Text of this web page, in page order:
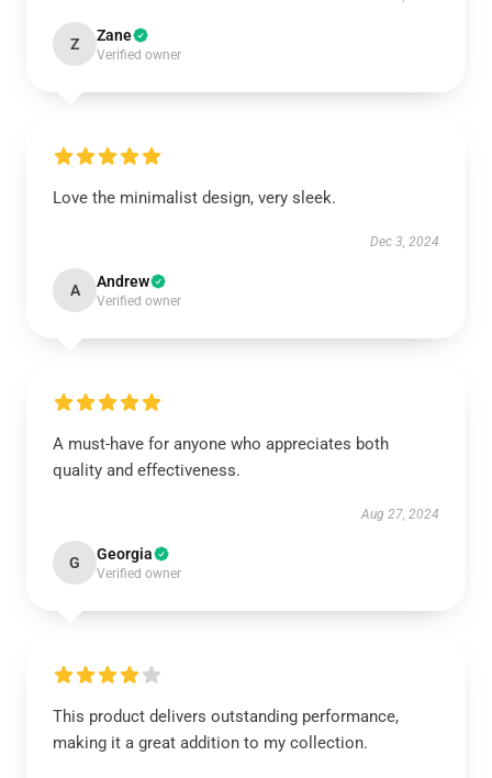
Z Zane
Verified owner
Love the minimalist design, very sleek.
Dec 3, 2024
A Andrew
Verified owner
A must-have for anyone who appreciates both
quality and effectiveness.
Aug 27, 2024
G Georgia
Verified owner
This product delivers outstanding performance,
making it a great addition to my collection.